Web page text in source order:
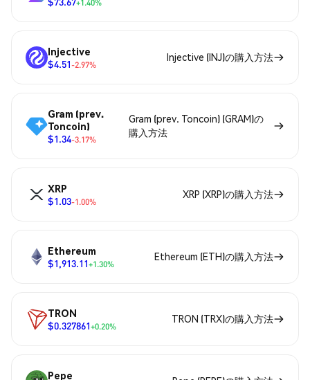
+1.40%
Injective
$4.51-2.97%
Injective (INJ)の購入方法
Gram (prev.
Toncoin)
$1.34-3.17%
Gram (prev. Toncoin) (GRAM)の
購入方法
XRP
$1.03-1.00%
XRP (XRP)の購入方法
Ethereum
$1,913.11+1.30%
Ethereum (ETH)の購入方法
TRON
$0.327861+0.20%
TRON (TRX)の購入方法
Pepe